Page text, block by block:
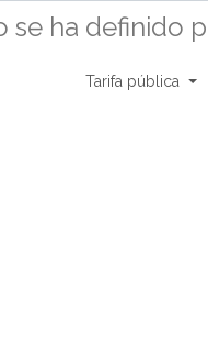
se ha definido
Tarifa pública